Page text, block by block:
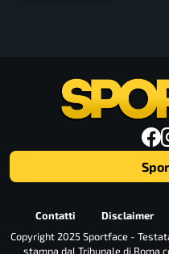
Contatti Disclaimer
Copyright 2025 Sportface -
stampa dal Tribunale di Roma